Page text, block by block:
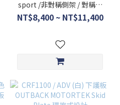
sport /非對稱側架 / 對稱側
架 / OUTBACK MOTORTEK
/ X-FRAME /
NT$8,400 ~ NT$11,400